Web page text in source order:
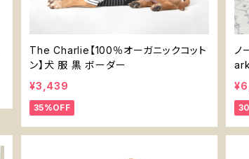
The Charlie【100％オーガニックコット
ン】犬 服 黒 ボーダー
¥3,439
35%OFF
ノ